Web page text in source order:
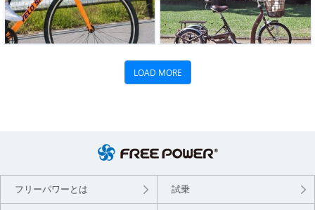
フリーパワーとは 試乗